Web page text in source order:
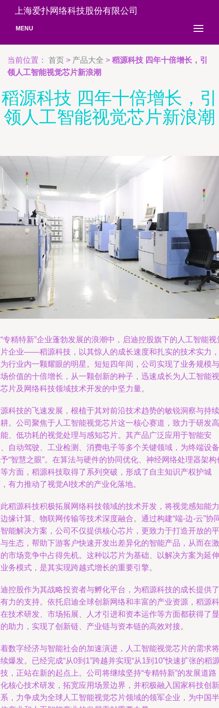
上海爱扑网络科技股份有限公司
MENU
当前位置： 首页 > 产品大全 > 稻源科技 四年十倍增长，引
领人工智能视觉芯片新浪潮
稻源科技 四年十倍增长，引
领人工智能视觉芯片新浪潮
专精特新”企业蓬勃发展的浪潮中，启迪控股旗下的人工智能视
企业——稻源科技，以其惊人的成长速度和扎实的技术实力，
行业内一颗耀眼的明星。短短四年间，公司实现了业务规模与
价值的十倍增长，从一颗创新的种子，迅速成长为人工智能视
片及网络科技领域技术开发的中坚力量。
科技的飞速发展，根植于其对前沿技术趋势的敏锐洞察与持续
。公司聚焦于人工智能视觉芯片这一核心赛道，致力于研发高
、低功耗的视觉处理与感知芯片。其产品广泛应用于智能安
自动驾驶、工业检测、消费电子等多个关键领域，为终端设备
“智慧之眼”。在算法与硬件的协同优化、神经网络处理器架构
方面，稻源科技取得了系列突破，形成了自主知识产权护城
有力推动了视觉AI技术的产业化落地。
稻源科技积极拓展网络科技领域的技术开发，将视觉感知能力
缘计算、物联网传输等技术深度融合。通过构建“端-边-云”协
能解决方案，公司不仅提供核心芯片，更致力于打造开放的平
生态，帮助下游客户快速开发出差异化的智能产品，从而在激
市场竞争中占得先机。这种以芯片为基础、以解决方案为延伸
务模式，是其实现跨越式增长的重要引擎。
控股作为其战略投资者与孵化平台，为稻源科技的成长提供了
力的支持。依托启迪全球创新网络和丰富的产业资源，稻源科
技术研发、市场拓展、人才引进和资本运作等方面都获得了显
助力，实现了创新链、产业链与资本链的高效对接。
数字经济与智能社会的加速演进，人工智能视觉芯片的需求将
爆发。已经完成“从0到1”跨越并实现“从1到10”快速扩张的稻
，正站在新的起点上。公司将继续坚持“专精特新”的发展道路
核心技术研发，拓宽应用场景边界，并积极融入国家科技创新
，力争成为全球人工智能视觉芯片领域的领军企业，为中国半